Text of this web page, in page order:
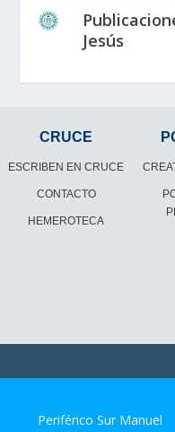
Jesús
CRUCE
ESCRIBEN EN CRUCE
CONTACTO
HEMEROTECA
Periférico Sur Manuel